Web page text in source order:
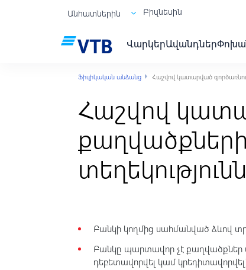
Անհատներին Բիզնեսին
ՎարկերԱվանդներ
Ֆիզիկական անձանց Հաշվով կատարված
Հաշվով
Բանկի կողմից սահմանված ձևով
Բանկը պարտավոր չէ քաղվածքներ
դեբետավորվել կամ